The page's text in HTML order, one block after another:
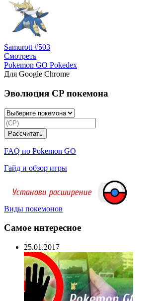
Samurott #503
Смотреть
Pokemon GO Pokedex
Для Google Chrome
Эволюция CP покемона
FAQ по Pokemon GO
Гайд и обзор игры
Виды покемонов
Самое интересное
25.01.2017